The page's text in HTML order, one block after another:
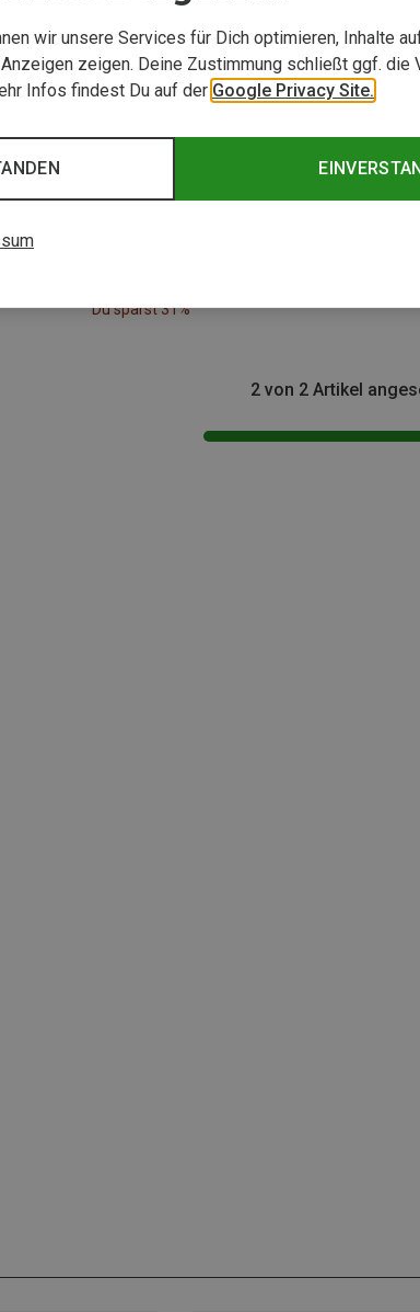
Du sparst 31%
2 von 2 Artikel
wir unsere Services für Dich optimieren, Inhalte
zeigen. Deine Zustimmung schließt ggf. die
Infos findest Du auf der Google Privacy Site.